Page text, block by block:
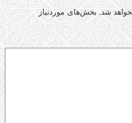
شد. بخش‌های موردنیاز